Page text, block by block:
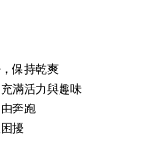
保持乾爽
滿活力與趣味
奔跑
擾